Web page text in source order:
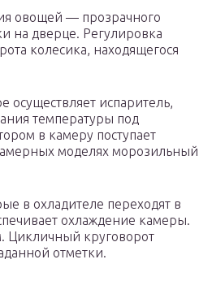
овощей — прозрачного
на дверце. Регулировка
колесика, находящегося
испаритель,
температуры под
в камеру поступает
моделях морозильный
в охладителе переходят в
охлаждение камеры.
Цикличный круговорот
отметки.